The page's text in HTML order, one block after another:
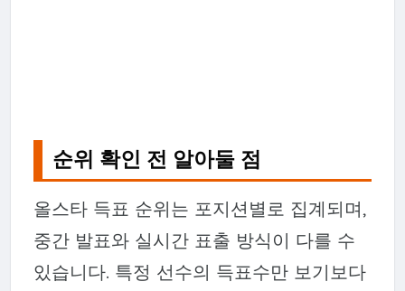
순위 확인 전 알아둘 점
올스타 득표 순위는 포지션별로 집계되며,
중간 발표와 실시간 표출 방식이 다를 수
있습니다. 특정 선수의 득표수만 보기보다